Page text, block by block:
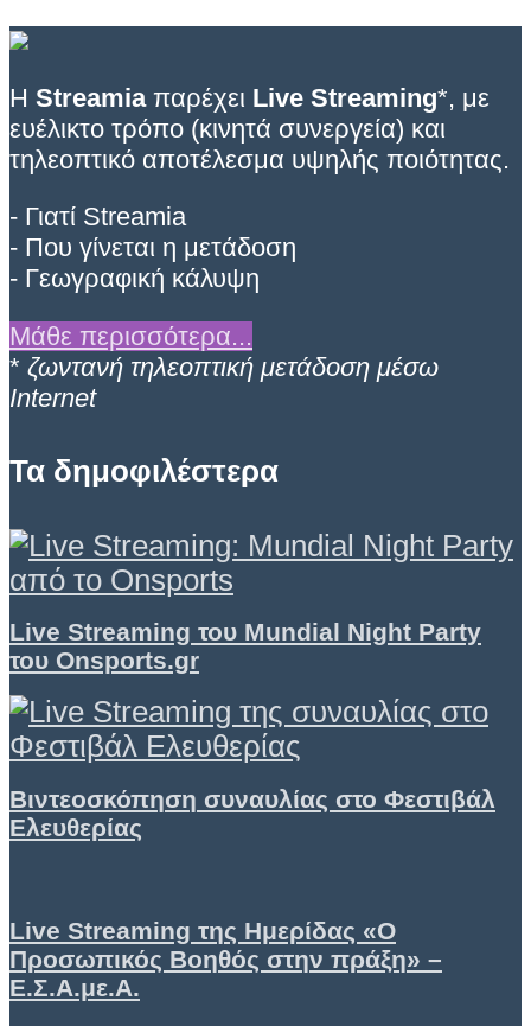
Η Streamiaπαρέχει Live Streaming*, με
ευέλικτο τρόπο (κινητά συνεργεία) και
τηλεοπτικό αποτέλεσμα υψηλής ποιότητας.
- Γιατί Streamia
- Που γίνεται η μετάδοση
- Γεωγραφική κάλυψη
Μάθε περισσότερα...
* ζωντανή τηλεοπτική μετάδοση μέσω
Internet
Τα δημοφιλέστερα
Live Streaming του Mundial Night Party
του Onsports.gr
Βιντεοσκόπηση συναυλίας στο Φεστιβάλ
Ελευθερίας
Live Streaming της Ημερίδας «Ο
Προσωπικός Βοηθός στην πράξη» –
Ε.Σ.Α.με.Α.